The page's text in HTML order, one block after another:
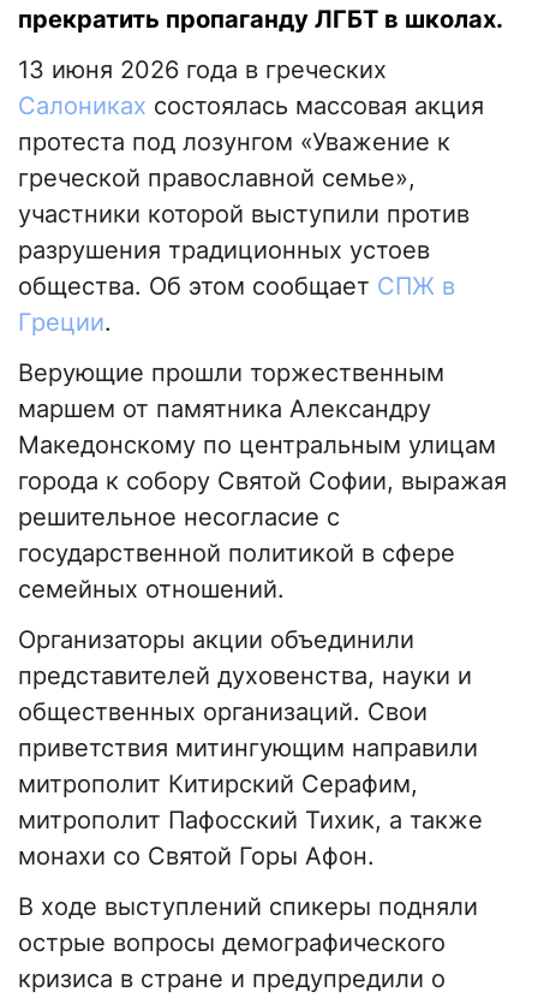
прекратить пропаганду ЛГБТ в школах.
13 июня 2026 года в греческих
Салониках состоялась массовая акция
протеста под лозунгом «Уважение к
греческой православной семье»,
участники которой выступили против
разрушения традиционных устоев
общества. Об этом сообщает СПЖ в
Греции.
Верующие прошли торжественным
маршем от памятника Александру
Македонскому по центральным улицам
города к собору Святой Софии, выражая
решительное несогласие с
государственной политикой в сфере
семейных отношений.
Организаторы акции объединили
представителей духовенства, науки и
общественных организаций. Свои
приветствия митингующим направили
митрополит Китирский Серафим,
митрополит Пафосский Тихик, а также
монахи со Святой Горы Афон.
В ходе выступлений спикеры подняли
острые вопросы демографического
кризиса в стране и предупредили о